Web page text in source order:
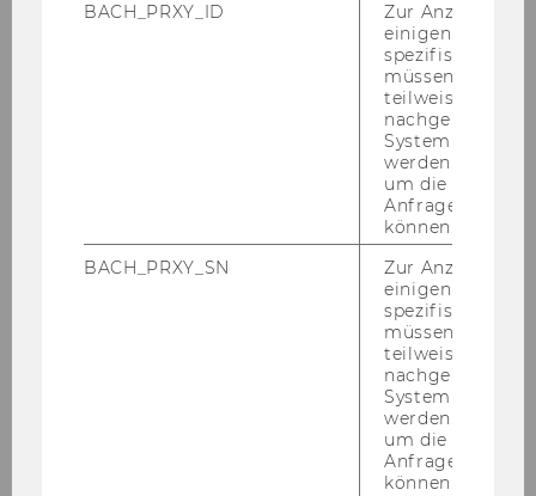
Mai 2018
Mitteilungsblatt vom 01. August 2018, 45.
Mitteilungsblatt vom 08. August 2018, 46.
Mitteilungsblatt vom 16. August 2018, 47.
BACH_PRXY_ID
Zur Anzeige von
einigen WU-
spezifischen
müssen
teilweise von
nachgelagerten
System
werden.
um die Antwort
Anfrage
können.
BACH_PRXY_SN
Zur Anzeige von
einigen WU-
spezifischen
müssen
teilweise von
nachgelagerten
System
werden.
um die Antwort
Anfrage
können.